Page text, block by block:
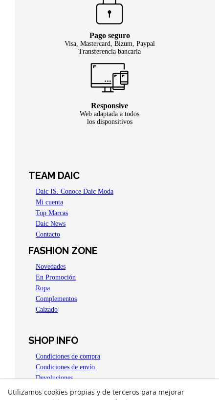
Pago seguro
Visa, Mastercard, Bizum, Paypal
Transferencia bancaria
Responsive
Web adaptada a todos
los disponsitivos
TEAM DAIC
Daic IS. Conoce Daic Moda
Mi cuenta
Top Marcas
Daic News
Contacto
FASHION ZONE
Novedades
En Promoción
Ropa
Complementos
Calzado
SHOP INFO
Condiciones de compra
Condiciones de envío
Devoluciones
Aviso legal
Utilizamos cookies propias y de terceros para mejorar